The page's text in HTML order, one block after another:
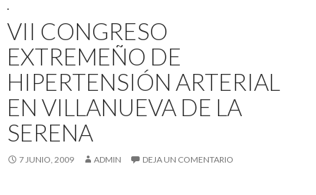
.
VII CONGRESO
EXTREMEÑO DE
HIPERTENSIÓN ARTERIAL
EN VILLANUEVA DE LA
SERENA
7 JUNIO, 2009 ADMIN DEJA UN COMENTARIO